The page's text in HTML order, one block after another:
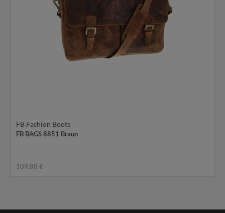
FB Fashion Boots
FB BAGS 8851 Braun
109,00 €